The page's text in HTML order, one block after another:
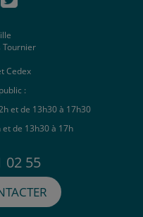
Tournier
Cedex
:
et de 13h30 à 17h30
de 13h30 à 17h
02 55